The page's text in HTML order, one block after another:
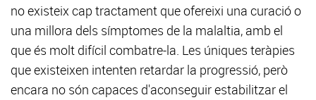
no existeix cap tractament que ofereixi una curació o
una millora dels símptomes de la malaltia, amb el
que és molt difícil combatre-la. Les úniques teràpies
que existeixen intenten retardar la progressió, però
encara no són capaces d'aconseguir estabilitzar el